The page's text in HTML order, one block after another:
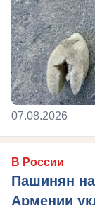
07.08.2026
В России
Пашинян
Армении